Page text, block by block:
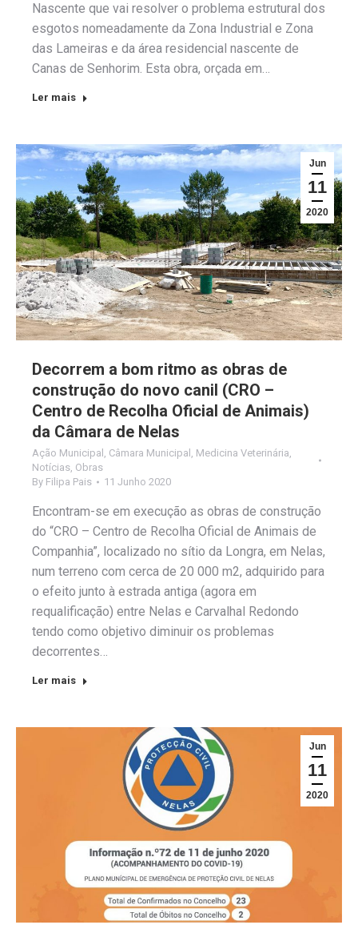
Nascente que vai resolver o problema estrutural dos
esgotos nomeadamente da Zona Industrial e Zona
das Lameiras e da área residencial nascente de
Canas de Senhorim. Esta obra, orçada em…
Ler mais
Jun
11
2020
Decorrem a bom ritmo as obras de
construção do novo canil (CRO –
Centro de Recolha Oficial de Animais)
da Câmara de Nelas
Ação Municipal Câmara Municipal Medicina Veterinária
Notícias Obras
By Filipa Pais 11 Junho 2020
Encontram-se em execução as obras de construção
do “CRO – Centro de Recolha Oficial de Animais de
Companhia”, localizado no sítio da Longra, em Nelas,
num terreno com cerca de 20 000 m2, adquirido para
o efeito junto à estrada antiga (agora em
requalificação) entre Nelas e Carvalhal Redondo
tendo como objetivo diminuir os problemas
decorrentes…
Ler mais
Jun
11
2020